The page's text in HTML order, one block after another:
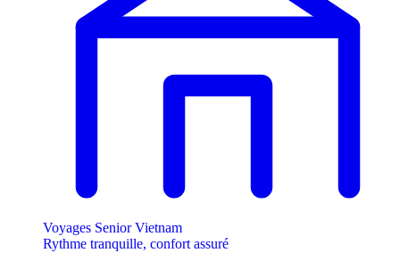
Voyages Senior Vietnam
Rythme tranquille, confort assuré